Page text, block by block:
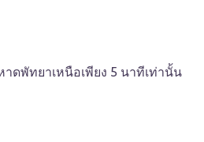
าดพัทยาเหนือเพียง 5 นาทีเท่านั้น